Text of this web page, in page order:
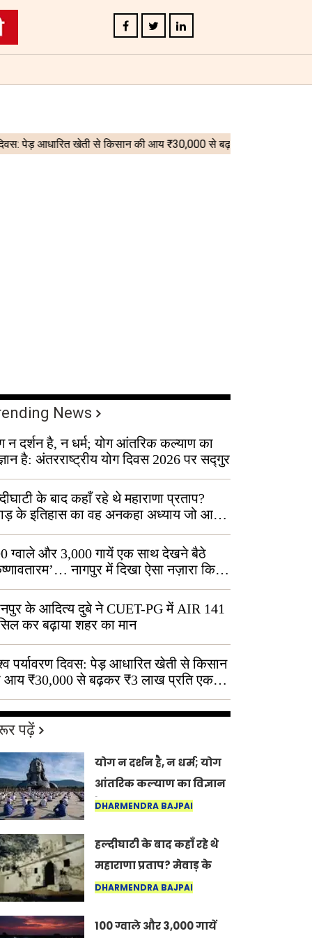
News
न दर्शन है, न धर्म; योग आंतरिक कल्याण का
है: अंतरराष्ट्रीय योग दिवस 2026 पर सद्गुर
के बाद कहाँ रहे थे महाराणा प्रताप?
के इतिहास का वह अनकहा अध्याय जो आज
में जीवित है
ग्वाले और 3,000 गायें एक साथ देखने बैठे
नागपुर में दिखा ऐसा नज़ारा कि
बोले, “ऐसा तो सिर्फ़ कृष्ण ही कर सकते हैं”
के आदित्य दुबे ने CUET-PG में AIR 141
कर बढ़ाया शहर का मान
पर्यावरण दिवस: पेड़ आधारित खेती से किसान
आय ₹30,000 से बढ़कर ₹3 लाख प्रति एकड़
पढ़ें
योग न दर्शन है, न धर्म; योग
आंतरिक कल्याण का विज्ञान
है: अंतरराष्ट्रीय योग दिवस
DHARMENDRA BAJPAI
हल्दीघाटी के बाद कहाँ रहे थे
महाराणा प्रताप? मेवाड़ के
इतिहास का वह अनकहा
में जीवित है
DHARMENDRA BAJPAI
100 ग्वाले और 3,000 गायें